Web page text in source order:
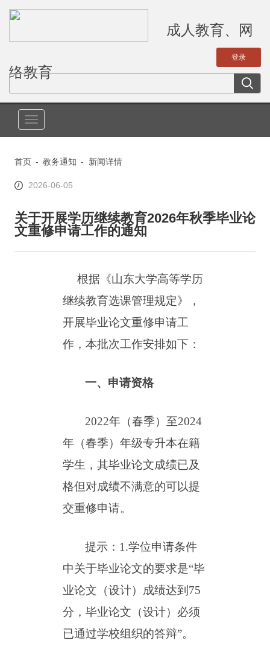
成人教育、网
络教育
切
换
航
首页 - 教务通知 - 新闻详情
2026-06-05
关于开展学历继续教育2026年秋季毕业论
文重修申请工作的通知
根据《山东大学高等学历
继续教育选课管理规定》
，
开展毕业论文重修申请工
作，本批次工作安排如下：
一、申请资格
2022年（春季）至2024
年（春季）年级专升本在籍
学生，其毕业论文成绩已及
格但对成绩不满意的可以提
交重修申请。
提示： 1.学位申请条件
中关于毕业论文的要求是“毕
业论文（设计）成绩达到75
分，毕业论文（设计）必须
已通过学校组织的答辩”。